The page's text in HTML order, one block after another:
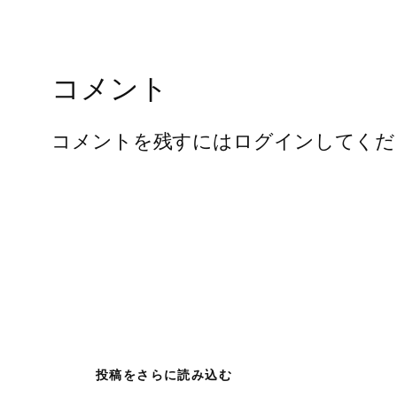
コメント
コメントを残すにはログインしてく
投稿をさらに読み込む